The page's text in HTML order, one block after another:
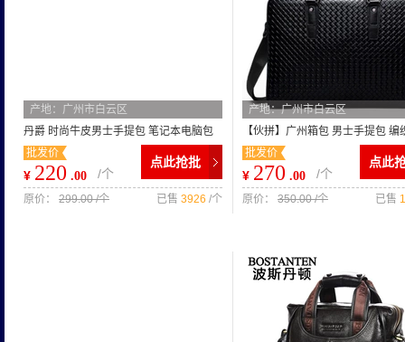
产地：广州市白云区
丹爵 时尚牛皮男士手提包 笔记本电脑包
新款商务男包 厂家直销
批发价
¥ 220 .00 /个
点此抢批
已售 3926 /个
原价： 299.00 /个
产地：广州市白云区
【伙拼】广州箱包 男士手提包 编
闲男包 真皮男包 商务男包
批发价
¥ 270 .00 /个
点此
已售
原价： 350.00 /个